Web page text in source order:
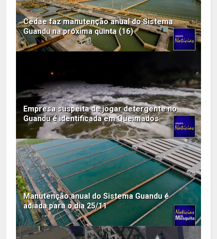
Cedae faz manutenção anual do Sistema
Guandu na próxima quinta (16)
Empresa suspeita de jogar detergente no
Guandu é identificada em Queimados
Manutenção anual do Sistema Guandu é
adiada para o dia 25/11